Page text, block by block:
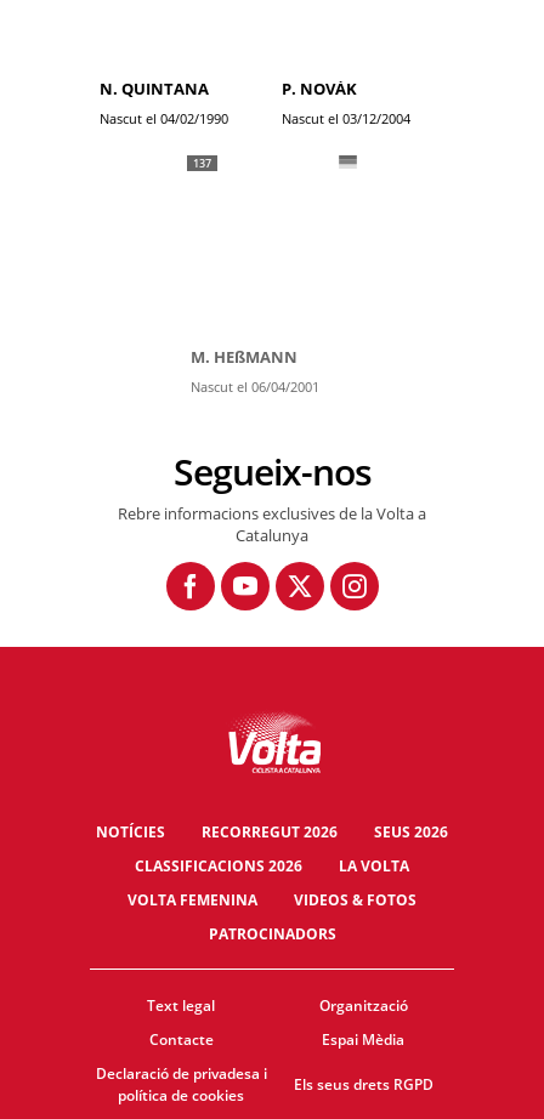
N. QUINTANA
Nascut el 04/02/1990
P. NOVÁK
Nascut el 03/12/2004
137
M. HEßMANN
Nascut el 06/04/2001
Segueix-nos
Rebre informacions exclusives de la Volta a
Catalunya
NOTÍCIES RECORREGUT 2026
SEUS 2026
CLASSIFICACIONS 2026
LA VOLTA
VOLTA FEMENINA
VIDEOS & FOTOS
PATROCINADORS
Text legal
Organització
Contacte
Espai Mèdia
Declaració de privadesa i
política de cookies
Els seus drets RGPD